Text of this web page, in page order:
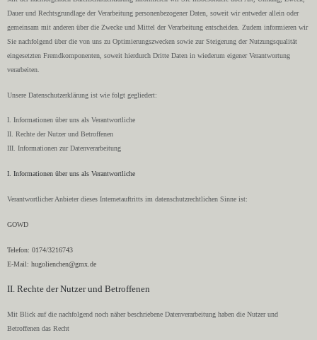
Dauer und Rechtsgrundlage der Verarbeitung personenbezogener Daten, soweit wir entweder allein oder
gemeinsam mit anderen über die Zwecke und Mittel der Verarbeitung entscheiden. Zudem informieren wir
Sie nachfolgend über die von uns zu Optimierungszwecken sowie zur Steigerung der Nutzungsqualität
eingesetzten Fremdkomponenten, soweit hierdurch Dritte Daten in wiederum eigener Verantwortung
verarbeiten.
Unsere Datenschutzerklärung ist wie folgt gegliedert:
I. Informationen über uns als Verantwortliche
II. Rechte der Nutzer und Betroffenen
III. Informationen zur Datenverarbeitung
I. Informationen über uns als Verantwortliche
Verantwortlicher Anbieter dieses Internetauftritts im datenschutzrechtlichen Sinne ist:
GOWD
Telefon: 0174/3216743
E-Mail: hugolienchen@gmx.de
II. Rechte der Nutzer und Betroffenen
Mit Blick auf die nachfolgend noch näher beschriebene Datenverarbeitung haben die Nutzer und
Betroffenen das Recht